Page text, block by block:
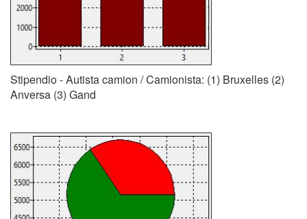
Stipendio - Autista camion / Camionista: (1) Bruxelles (2)
Anversa (3) Gand